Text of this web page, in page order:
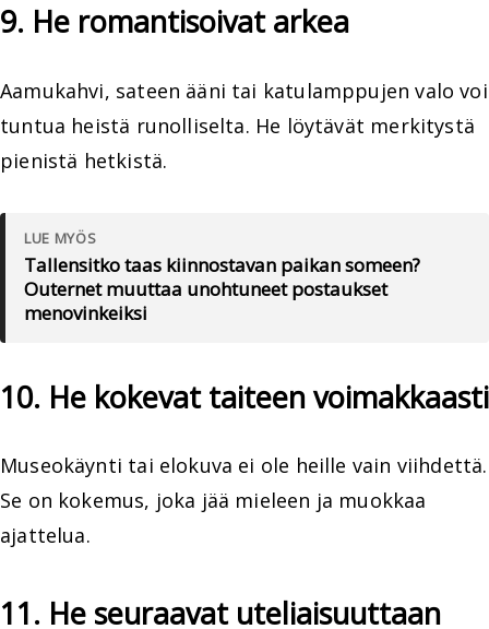
9. He romantisoivat arkea
Aamukahvi, sateen ääni tai katulamppujen valo voi
tuntua heistä runolliselta. He löytävät merkitystä
pienistä hetkistä.
LUE MYÖS
Tallensitko taas kiinnostavan paikan someen?
Outernet muuttaa unohtuneet postaukset
menovinkeiksi
10. He kokevat taiteen voimakkaasti
Museokäynti tai elokuva ei ole heille vain viihdettä.
Se on kokemus, joka jää mieleen ja muokkaa
ajattelua.
11. He seuraavat uteliaisuuttaan